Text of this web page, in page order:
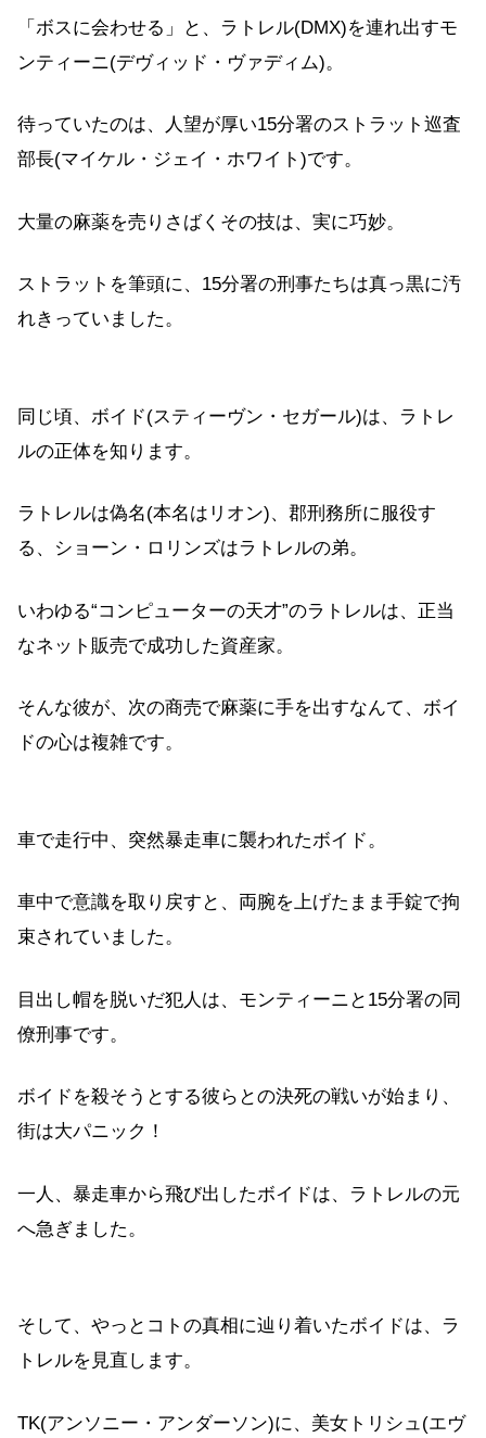
「ボスに会わせる」と、ラトレル(DMX)を連れ出すモ
ンティーニ(デヴィッド・ヴァディム)。
待っていたのは、人望が厚い15分署のストラット巡査
部長(マイケル・ジェイ・ホワイト)です。
大量の麻薬を売りさばくその技は、実に巧妙。
ストラットを筆頭に、15分署の刑事たちは真っ黒に汚
れきっていました。
同じ頃、ボイド(スティーヴン・セガール)は、ラトレ
ルの正体を知ります。
ラトレルは偽名(本名はリオン)、郡刑務所に服役す
る、ショーン・ロリンズはラトレルの弟。
いわゆる“コンピューターの天才”のラトレルは、正当
なネット販売で成功した資産家。
そんな彼が、次の商売で麻薬に手を出すなんて、ボイ
ドの心は複雑です。
車で走行中、突然暴走車に襲われたボイド。
車中で意識を取り戻すと、両腕を上げたまま手錠で拘
束されていました。
目出し帽を脱いだ犯人は、モンティーニと15分署の同
僚刑事です。
ボイドを殺そうとする彼らとの決死の戦いが始まり、
街は大パニック！
一人、暴走車から飛び出したボイドは、ラトレルの元
へ急ぎました。
そして、やっとコトの真相に辿り着いたボイドは、ラ
トレルを見直します。
TK(アンソニー・アンダーソン)に、美女トリシュ(エヴ